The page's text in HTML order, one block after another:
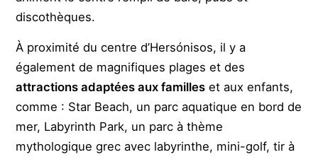
discothèques.
À proximité du centre d’Hersónisos, il y a
également de magnifiques plages et des
attractions adaptées aux familles et aux enfants,
comme : Star Beach, un parc aquatique en bord de
mer, Labyrinth Park, un parc à thème
mythologique grec avec labyrinthe, mini-golf, tir à